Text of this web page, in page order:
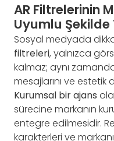
AR Filtrelerinin
Uyumlu
Sosyal medyada
filtreleri, yalnızca
kalmaz; aynı
mesajlarını ve estetik
Kurumsal bir ajans
sürecine markanın
entegre edilmesidir.
karakterleri ve